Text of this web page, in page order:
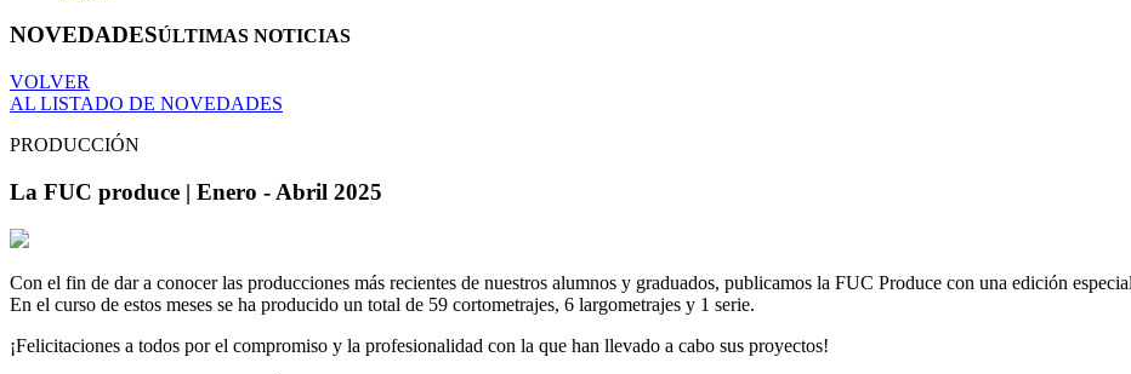
NOVEDADESÚLTIMAS NOTICIAS
VOLVER
AL LISTADO DE NOVEDADES
PRODUCCIÓN
La FUC produce | Enero - Abril 2025
Con el fin de dar a conocer las producciones más recientes de nuestros alumnos y graduados, publicamos la FUC Produce con una edición
En el curso de estos meses se ha producido un total de 59 cortometrajes, 6 largometrajes y 1 serie.
¡Felicitaciones a todos por el compromiso y la profesionalidad con la que han llevado a cabo sus proyectos!